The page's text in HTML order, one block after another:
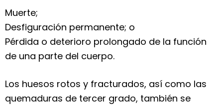
Muerte;
Desfiguración permanente; o
Pérdida o deterioro prolongado de la función
de una parte del cuerpo.
Los huesos rotos y fracturados, así como las
quemaduras de tercer grado, también se